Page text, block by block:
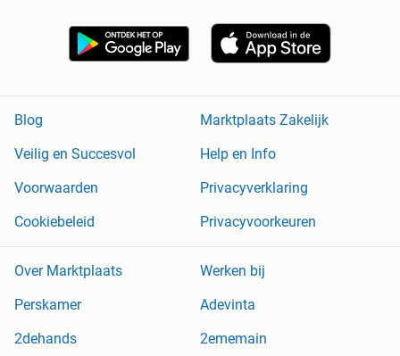
Blog
Marktplaats Zakelijk
Veilig en Succesvol
Help en Info
Voorwaarden
Privacyverklaring
Cookiebeleid
Privacyvoorkeuren
Over Marktplaats
Werken bij
Perskamer
Adevinta
2dehands
2ememain